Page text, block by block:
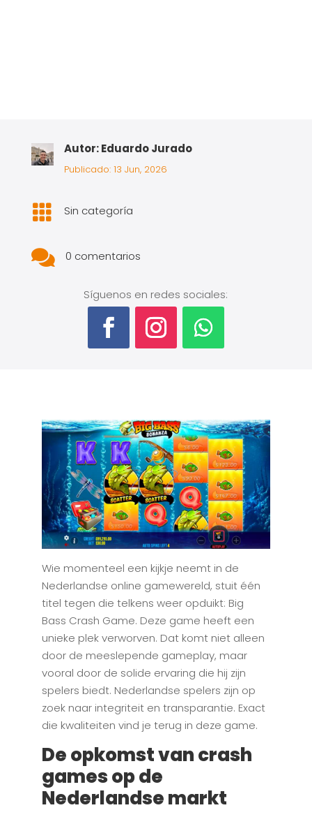
Autor: Eduardo Jurado
Publicado: 13 Jun, 2026
 Sin categoría
 0 comentarios
Síguenos en redes sociales:
Wie momenteel een kijkje neemt in de
Nederlandse online gamewereld, stuit één
titel tegen die telkens weer opduikt: Big
Bass Crash Game. Deze game heeft een
unieke plek verworven. Dat komt niet alleen
door de meeslepende gameplay, maar
vooral door de solide ervaring die hij zijn
spelers biedt. Nederlandse spelers zijn op
zoek naar integriteit en transparantie. Exact
die kwaliteiten vind je terug in deze game.
De opkomst van crash
games op de
Nederlandse markt